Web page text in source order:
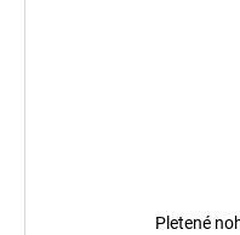
Pletené